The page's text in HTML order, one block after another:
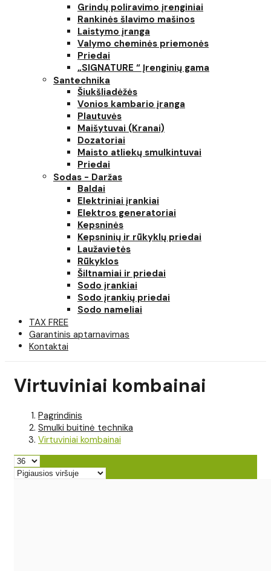
Grindų poliravimo įrenginiai
Rankinės šlavimo mašinos
Laistymo įranga
Valymo cheminės priemonės
Priedai
„SIGNATURE “ Įrenginių gama
Santechnika
Šiukšliadėžės
Vonios kambario įranga
Plautuvės
Maišytuvai (Kranai)
Dozatoriai
Maisto atliekų smulkintuvai
Priedai
Sodas - Daržas
Baldai
Elektriniai įrankiai
Elektros generatoriai
Kepsninės
Kepsninių ir rūkyklų priedai
Laužavietės
Rūkyklos
Šiltnamiai ir priedai
Sodo įrankiai
Sodo įrankių priedai
Sodo nameliai
TAX FREE
Garantinis aptarnavimas
Kontaktai
Virtuviniai kombainai
Pagrindinis
Smulki buitinė technika
Virtuviniai kombainai